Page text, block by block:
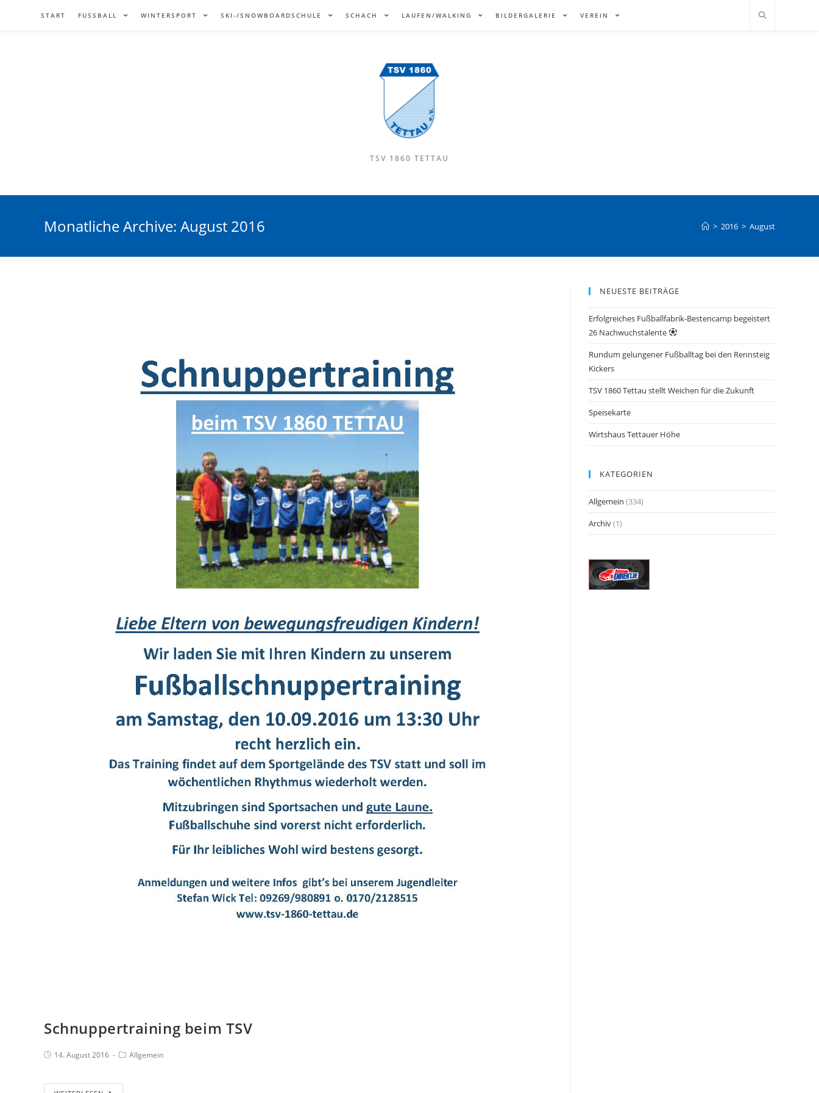
START FUSSBALL WINTERSPORT SKI-/SNOWBOARDSCHULE SCHACH LAUFEN/WALKING BILDERGALERIE VEREIN
TSV 1860 TETTAU
Monatliche Archive: August 2016 > 2016 > August
Schnuppertraining beim TSV
14. August 2016 Allgemein
NEUESTE BEITRÄGE
Erfolgreiches Fußballfabrik-Bestencamp begeistert
26 Nachwuchstalente
Rundum gelungener Fußballtag bei den Rennsteig
Kickers
TSV 1860 Tettau stellt Weichen für die Zukunft
Speisekarte
Wirtshaus Tettauer Höhe
KATEGORIEN
Allgemein (334)
Archiv(1)